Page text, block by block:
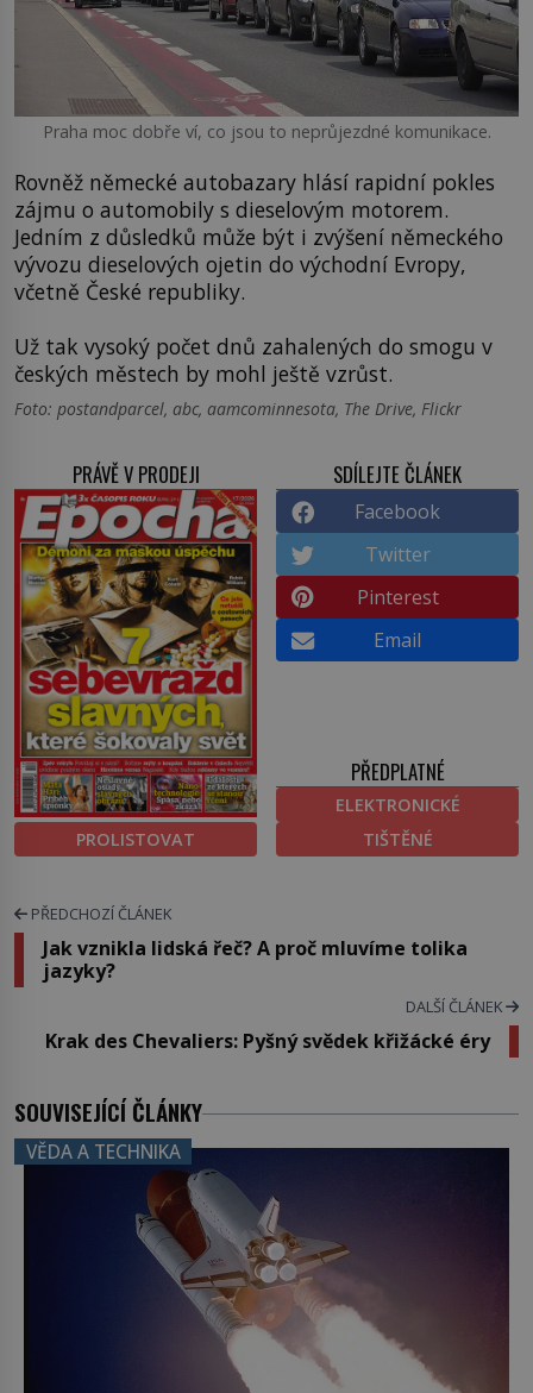
Praha moc dobře ví, co jsou to neprůjezdné komunikace.
Rovněž německé autobazary hlásí rapidní pokles
zájmu o automobily s dieselovým motorem.
Jedním z důsledků může být i zvýšení německého
vývozu dieselových ojetin do východní Evropy,
včetně České republiky.
Už tak vysoký počet dnů zahalených do smogu v
českých městech by mohl ještě vzrůst.
Foto: postandparcel, abc, aamcominnesota, The Drive, Flickr
PRÁVĚ V PRODEJI
PROLISTOVAT
SDÍLEJTE ČLÁNEK
Facebook
Twitter
Pinterest
Email
PŘEDPLATNÉ
ELEKTRONICKÉ
TIŠTĚNÉ
PŘEDCHOZÍ ČLÁNEK
Jak vznikla lidská řeč? A proč mluvíme tolika
jazyky?
DALŠÍ ČLÁNEK
Krak des Chevaliers: Pyšný svědek křižácké éry
SOUVISEJÍCÍ ČLÁNKY
VĚDA A TECHNIKA